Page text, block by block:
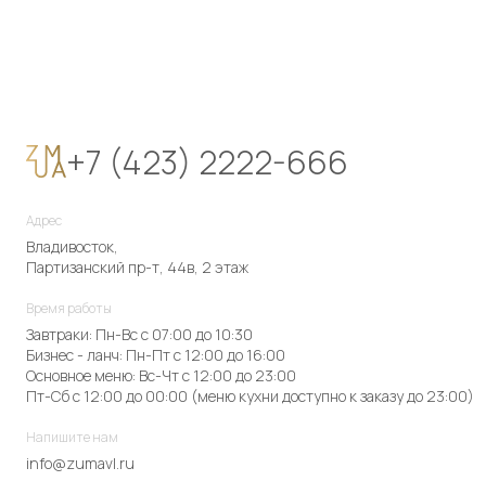
+7 (423) 2222-666
Адрес
Владивосток,
Партизанский пр-т, 44в, 2 этаж
Время работы
Завтраки: Пн-Вс с 07:00 до 10:30
Бизнес - ланч: Пн-Пт с 12:00 до 16:00
Основное меню: Вс-Чт с 12:00 до 23:00
Пт-Сб с 12:00 до 00:00 (меню кухни доступно к заказу до 23:00)
Напишите нам
info@zumavl.ru